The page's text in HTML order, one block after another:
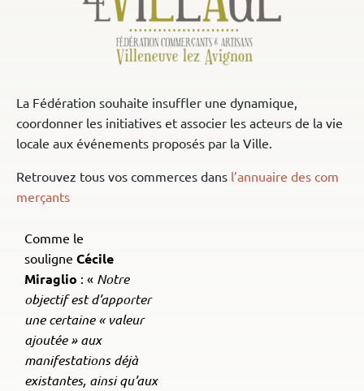
La Fédération souhaite insuffler une dynamique,
coordonner les initiatives et associer les acteurs de la vie
locale aux événements proposés par la Ville.
Retrouvez tous vos commerces dans l’annuaire des com
merçants
Comme le
souligne Cécile
Miraglio : « Notre
objectif est d’apporter
une certaine « valeur
ajoutée » aux
manifestations déjà
existantes, ainsi qu’aux